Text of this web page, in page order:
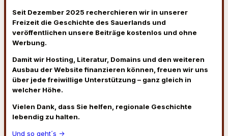
Seit Dezember 2025 recherchieren wir in unserer
Freizeit die Geschichte des Sauerlands und
veröffentlichen unsere Beiträge kostenlos und ohne
Werbung.
Damit wir Hosting, Literatur, Domains und den weiteren
Ausbau der Website finanzieren können, freuen wir uns
über jede freiwillige Unterstützung – ganz gleich in
welcher Höhe.
Vielen Dank, dass Sie helfen, regionale Geschichte
lebendig zu halten.
Und so geht´s →